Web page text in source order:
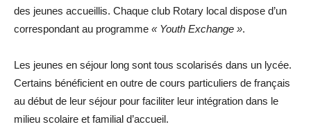
des jeunes accueillis. Chaque club Rotary local dispose d’un
correspondant au programme « Youth Exchange ».
Les jeunes en séjour long sont tous scolarisés dans un lycée.
Certains bénéficient en outre de cours particuliers de français
au début de leur séjour pour faciliter leur intégration dans le
milieu scolaire et familial d’accueil.